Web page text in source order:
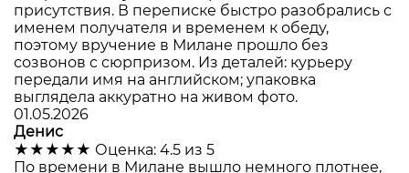
присутствия. В переписке быстро разобрались с
именем получателя и временем к обеду,
поэтому вручение в Милане прошло без
созвонов с сюрпризом. Из деталей: курьеру
передали имя на английском; упаковка
выглядела аккуратно на живом фото.
01.05.2026
Денис
★★★★★ Оценка: 4.5 из 5
По времени в Милане вышло немного плотнее,